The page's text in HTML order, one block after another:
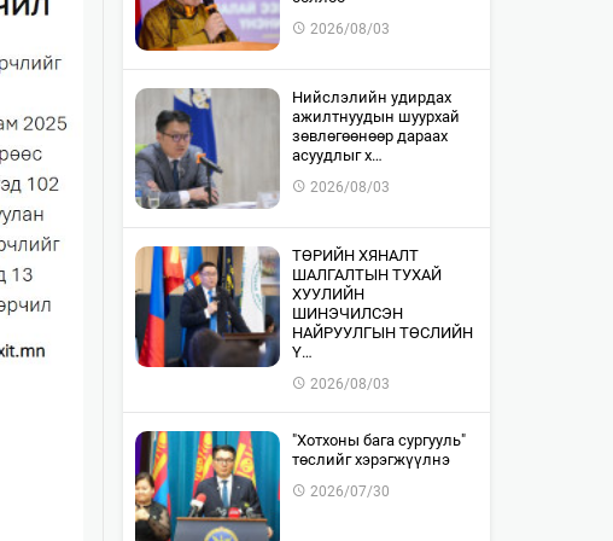
2026/08/03
​Нийслэлийн удирдах
ажилтнуудын шуурхай
зөвлөгөөнөөр дараах
асуудлыг х…
2026/08/03
​ТӨРИЙН ХЯНАЛТ
ШАЛГАЛТЫН ТУХАЙ
ХУУЛИЙН
ШИНЭЧИЛСЭН
НАЙРУУЛГЫН ТӨСЛИЙН
Ү…
2026/08/03
"Хотхоны бага сургууль"
төслийг хэрэгжүүлнэ
2026/07/30